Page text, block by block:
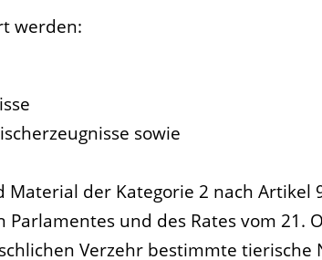
werden:
sowie
der Kategorie 2 nach Artikel
Parlamentes und des Rates vom 21.
Verzehr bestimmte